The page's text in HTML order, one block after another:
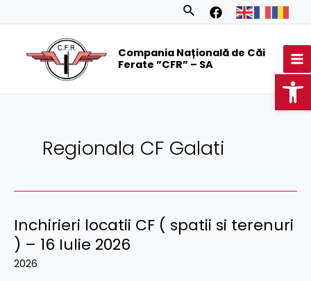
Search
Compania Națională de Căi
Ferate ”CFR” – SA
Regionala CF Galati
Inchirieri locatii CF ( spatii si terenuri
) – 16 Iulie 2026
2026
Inchirieri
locatii
CF